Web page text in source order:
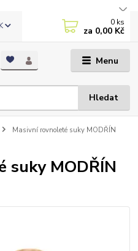
Menu
Hledat
0 ks
za 0,00 Kč
Masivní rovnoleté suky MODŘÍN
suky MODŘÍN